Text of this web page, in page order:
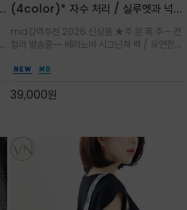
(4color)* 자수 처리 / 실루엣과 넉넉
셜 숄더백
md강력추천 2026 신상품 ★주.문.폭.주 - 전
컬러 발송중~~ 베라노바 시그닌쳐 백 / 유연한
설계로 어깨의 피로도를 낮춰 편안한 착용/가볍
리 숄더백
39,000원